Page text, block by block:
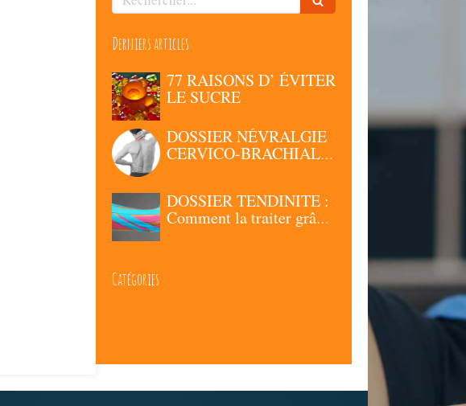
Derniers articles
77 RAISONS D’ ÉVITER
LE SUCRE
DOSSIER NÉVRALGIE
CERVICO-BRACHIALE
DOSSIER TENDINITE :
Comment la traiter grâce
Catégories